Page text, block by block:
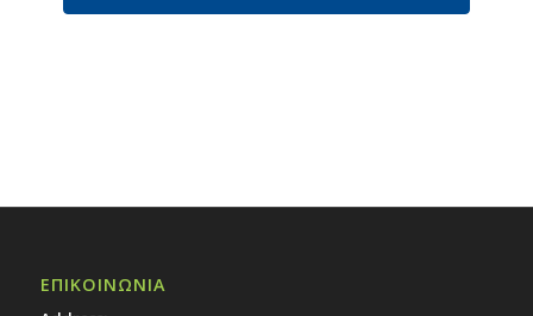
ΕΠΙΚΟΙΝΩΝΙΑ